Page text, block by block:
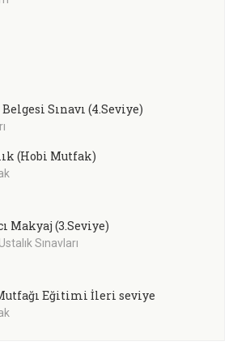
Sınavı (4.Seviye)
(Hobi Mutfak)
Makyaj (3.Seviye)
Sınavları
Eğitimi İleri seviye